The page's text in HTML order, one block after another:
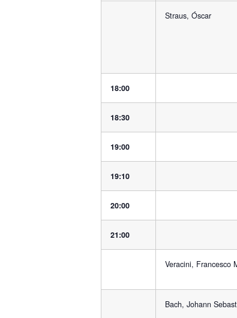
Straus, Óscar
18:00
18:30
19:00
19:10
20:00
21:00
Veracini, Francesco
Bach, Johann